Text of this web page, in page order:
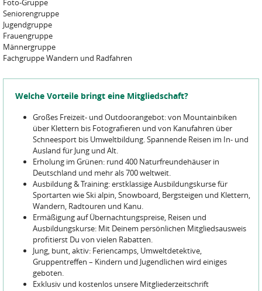
Seniorengruppe
Jugendgruppe
Frauengruppe
Männergruppe
Fachgruppe Wandern und Radfahren
Welche Vorteile bringt eine Mitgliedschaft?
Großes Freizeit- und Outdoorangebot: von Mountainbiken
über Klettern bis Fotografieren und von Kanufahren über
Schneesport bis Umweltbildung. Spannende Reisen im In- und
Ausland für Jung und Alt.
Erholung im Grünen: rund 400 Naturfreundehäuser in
Deutschland und mehr als 700 weltweit.
Ausbildung & Training: erstklassige Ausbildungskurse für
Sportarten wie Ski alpin, Snowboard, Bergsteigen und Klettern,
Wandern, Radtouren und Kanu.
Ermäßigung auf Übernachtungspreise, Reisen und
Ausbildungskurse: Mit Deinem persönlichen Mitgliedsausweis
profitierst Du von vielen Rabatten.
Jung, bunt, aktiv: Feriencamps, Umweltdetektive,
Gruppentreffen – Kindern und Jugendlichen wird einiges
geboten.
Exklusiv und kostenlos unsere Mitgliederzeitschrift